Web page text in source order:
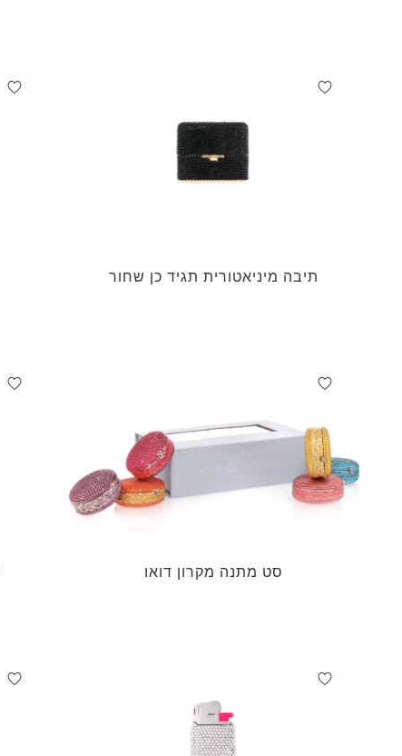
תיבה מיניאטורית תגיד כן שחור
סט מתנה מקרון דואו